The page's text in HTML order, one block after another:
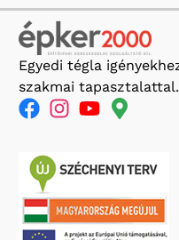
Egyedi tégla
szakmai tapasztalattal.